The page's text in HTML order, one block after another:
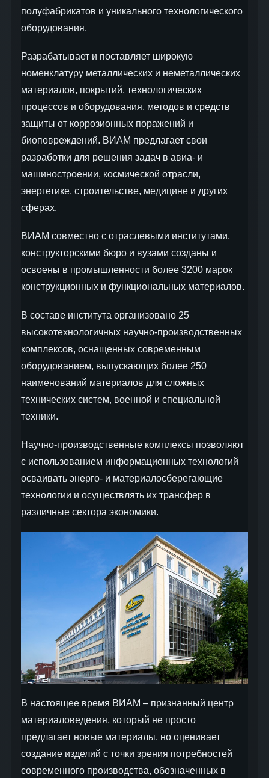
полуфабрикатов и уникального технологического
оборудования.
Разрабатывает и поставляет широкую
номенклатуру металлических и неметаллических
материалов, покрытий, технологических
процессов и оборудования, методов и средств
защиты от коррозионных поражений и
биоповреждений. ВИАМ предлагает свои
разработки для решения задач в авиа- и
машиностроении, космической отрасли,
энергетике, строительстве, медицине и других
сферах.
ВИАМ совместно с отраслевыми институтами,
конструкторскими бюро и вузами созданы и
освоены в промышленности более 3200 марок
конструкционных и функциональных материалов.
В составе института организовано 25
высокотехнологичных научно-производственных
комплексов, оснащенных современным
оборудованием, выпускающих более 250
наименований материалов для сложных
технических систем, военной и специальной
техники.
Научно-производственные комплексы позволяют
с использованием информационных технологий
осваивать энерго- и материалосберегающие
технологии и осуществлять их трансфер в
различные сектора экономики.
В настоящее время ВИАМ – признанный центр
материаловедения, который не просто
предлагает новые материалы, но оценивает
создание изделий с точки зрения потребностей
современного производства, обозначенных в